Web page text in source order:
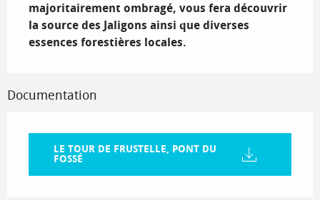
majoritairement ombragé, vous fera découvrir
la source des Jaligons ainsi que diverses
essences forestières locales.
Documentation
LE TOUR DE FRUSTELLE, PONT DU
FOSSÉ